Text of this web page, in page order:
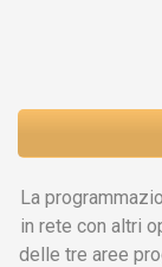
La
in rete con altri
delle tre aree